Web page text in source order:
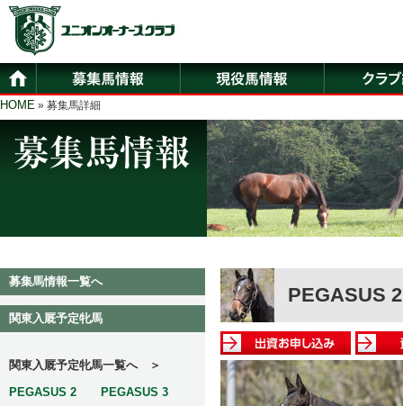
HOME » 募集馬詳細
募集馬情報一覧へ
関東入厩予定牝馬
関東入厩予定牝馬一覧へ ＞
PEGASUS 2
PEGASUS 3
PEGASUS